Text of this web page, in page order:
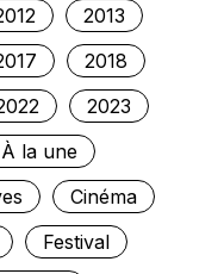
2013
2018
2023
À la une
Cinéma
Festival